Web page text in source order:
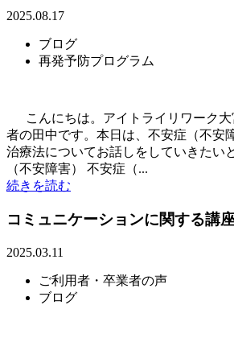
2025.08.17
ブログ
再発予防プログラム
こんにちは。アイトライリワーク大
者の田中です。本日は、不安症（不安
治療法についてお話しをしていきたい
（不安障害） 不安症（...
続きを読む
コミュニケーションに関する講
2025.03.11
ご利用者・卒業者の声
ブログ